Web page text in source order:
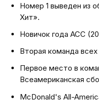
Номер 1 выведен из
Хит».
Новичок года ACC
Вторая команда
Первое место в
Всеамериканская
McDonald's All-